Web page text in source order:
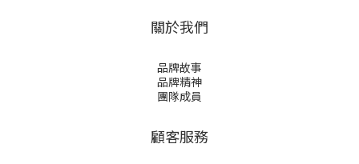
關於我們
品牌故事
品牌精神
團隊成員
顧客服務